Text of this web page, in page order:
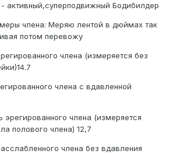
активный,суперподвижный Бодибилдер
члена: Меряю лентой в дюймах так
потом перевожу
члена (измеряется без
члена с вдавленной
эрегированного члена (измеряется
полового члена) 12,7
члена без вдавления